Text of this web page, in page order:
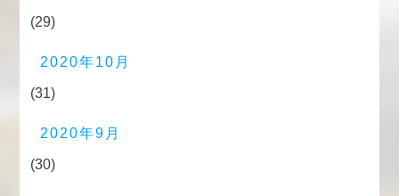
(29)
2020年10月
(31)
2020年9月
(30)